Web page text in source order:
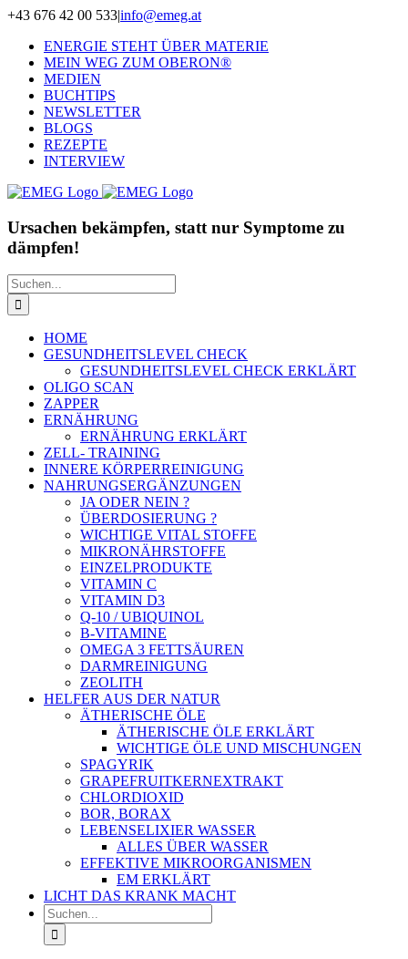
Zum
springen
+43 676 42 00 533|info@emeg.at
ENERGIE STEHT ÜBER MATERIE
MEIN WEG ZUM OBERON®
MEDIEN
BUCHTIPS
NEWSLETTER
BLOGS
REZEPTE
INTERVIEW
Ursachen bekämpfen, statt nur Symptome zu
dämpfen!
Suche
nach:
HOME
GESUNDHEITSLEVEL CHECK
GESUNDHEITSLEVEL CHECK ERKLÄRT
OLIGO SCAN
ZAPPER
ERNÄHRUNG
ERNÄHRUNG ERKLÄRT
ZELL- TRAINING
INNERE KÖRPERREINIGUNG
NAHRUNGSERGÄNZUNGEN
JA ODER NEIN ?
ÜBERDOSIERUNG ?
WICHTIGE VITAL STOFFE
MIKRONÄHRSTOFFE
EINZELPRODUKTE
VITAMIN C
VITAMIN D3
Q-10 / UBIQUINOL
B-VITAMINE
OMEGA 3 FETTSÄUREN
DARMREINIGUNG
ZEOLITH
HELFER AUS DER NATUR
ÄTHERISCHE ÖLE
ÄTHERISCHE ÖLE ERKLÄRT
WICHTIGE ÖLE UND MISCHUNGEN
SPAGYRIK
GRAPEFRUITKERNEXTRAKT
CHLORDIOXID
BOR, BORAX
LEBENSELIXIER WASSER
ALLES ÜBER WASSER
EFFEKTIVE MIKROORGANISMEN
EM ERKLÄRT
LICHT DAS KRANK MACHT
Suche
nach: